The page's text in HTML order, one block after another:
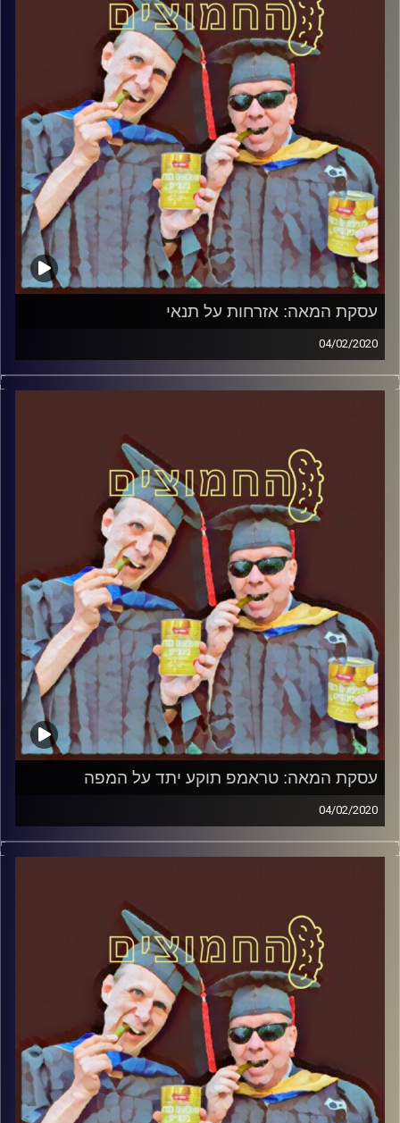
הירשברגר
והפעם: נעמה יששכר, הילדה של כולנו
קרדיט תמונות:AudioVersity
עסקת המאה: אזרחות על תנאי
04/02/2020
החמוצים – בפעם השלישית.
עם פרופסור בועז בן-דוד ופרופסור גלעד
הירשברגר
והפעם: עסקת המאה: אזרחות על תנאי
קרדיט תמונות:AudioVersity
עסקת המאה: טראמפ תוקע יתד על המפה
04/02/2020
החמוצים – בפעם השלישית.
עם פרופסור בועז בן-דוד ופרופסור גלעד
הירשברגר
והפעם: עסקת המאה: טראמפ תוקע יתד על
קרדיט תמונות:AudioVersity